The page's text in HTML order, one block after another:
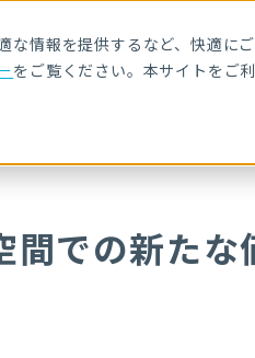
な情報を提供するなど、快適に
をご覧ください。本サイトをご
間での新た